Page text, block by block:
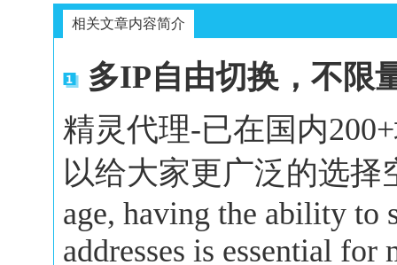
相关文章内容简介
多IP自由切换，不限
精灵代理-已在国内
以给大家更广泛的选择
age, having the ability to
addresses is essential